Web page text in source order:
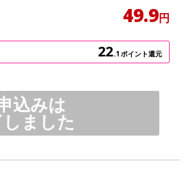
49.9円
22.1ポイント還元
込みは
ました